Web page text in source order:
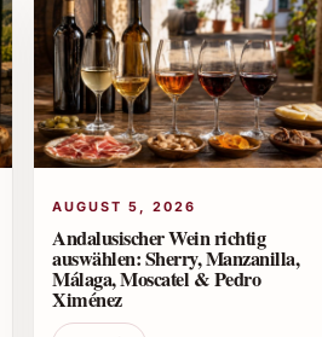
werden, um die Frische
die Haltbarkeit.
oder Produzenten.
innerhalb von 1 bis 3 Jahren
AUGUST 5, 2026
Andalusischer Wein richtig
auswählen: Sherry, Manzanilla,
Málaga, Moscatel & Pedro
Ximénez